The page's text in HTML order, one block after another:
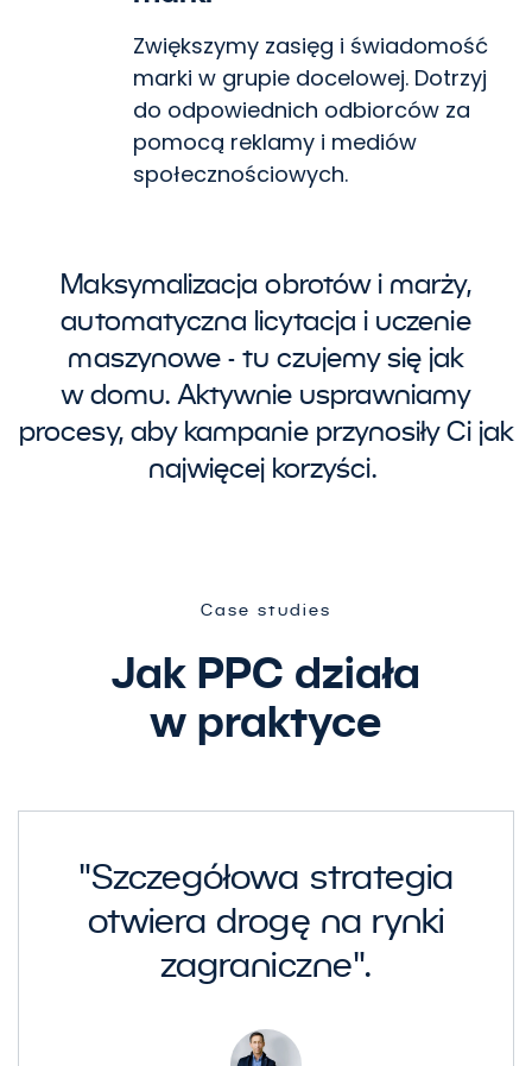
Zwiększymy zasięg i świadomość
marki w grupie docelowej. Dotrzyj
do odpowiednich odbiorców za
pomocą reklamy i mediów
społecznościowych.
Maksymalizacja obrotów i marży,
automatyczna licytacja i uczenie
maszynowe - tu czujemy się jak
w domu. Aktywnie usprawniamy
procesy, aby kampanie przynosiły Ci jak
najwięcej korzyści.
Case studies
Jak PPC działa
w praktyce
"Szczegółowa strategia
otwiera drogę na rynki
zagraniczne".